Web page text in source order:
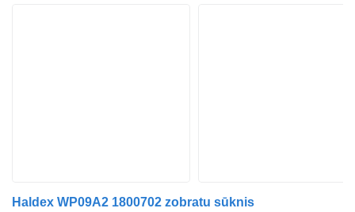
Haldex WP09A2 1800702 zobratu sūknis